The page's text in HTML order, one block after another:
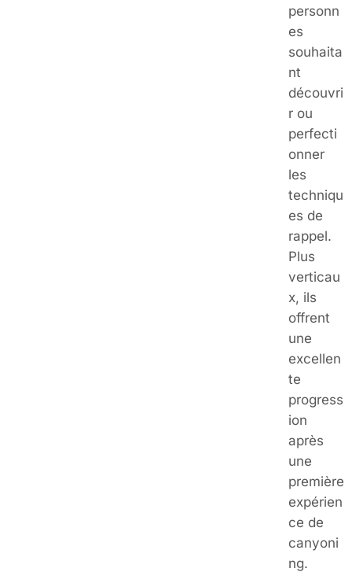
personn
es
souhaita
nt
découvri
r ou
perfecti
onner
les
techniqu
es de
rappel.
Plus
verticau
x, ils
offrent
une
excellen
te
progress
ion
après
une
première
expérien
ce de
canyoni
ng.